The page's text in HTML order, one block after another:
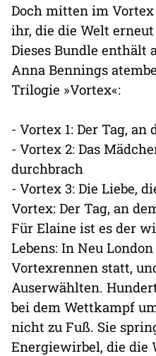
Doch mitten im
ihr, die die Welt
Dieses Bundle enthält
Anna Bennings
Trilogie »Vortex«:
- Vortex 1: Der Tag,
- Vortex 2: Das
durchbrach
- Vortex 3: Die Liebe,
Vortex: Der Tag, an
Für Elaine ist es der
Lebens: In Neu
Vortexrennen statt,
Auserwählten.
bei dem Wettkampf
nicht zu Fuß. Sie
Energiewirbel, die die